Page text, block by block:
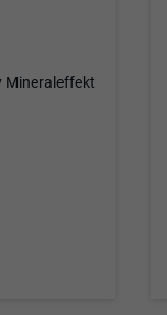
Mineraleffekt
(PDF)